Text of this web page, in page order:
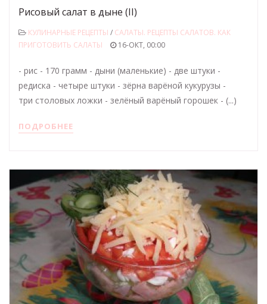
Рисовый салат в дыне (II)
КУЛИНАРНЫЕ РЕЦЕПТЫ / САЛАТЫ. РЕЦЕПТЫ САЛАТОВ. КАК
ПРИГОТОВИТЬ САЛАТЫ
16-ОКТ, 00:00
- рис - 170 грамм - дыни (маленькие) - две штуки -
редиска - четыре штуки - зёрна варёной кукурузы -
три столовых ложки - зелёный варёный горошек - (...)
ПОДРОБНЕЕ